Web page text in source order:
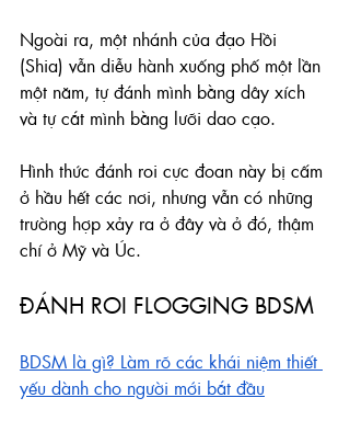
Ngoài ra, một nhánh của đạo Hồi
(Shia) vẫn diễu hành xuống phố một lần
một năm, tự đánh mình bằng dây xích
và tự cắt mình bằng lưỡi dao cạo.
Hình thức đánh roi cực đoan này bị cấm
ở hầu hết các nơi, nhưng vẫn có những
trường hợp xảy ra ở đây và ở đó, thậm
chí ở Mỹ và Úc.
ĐÁNH ROI FLOGGING BDSM
BDSM là gì? Làm rõ các khái niệm thiết
yếu dành cho người mới bắt đầu